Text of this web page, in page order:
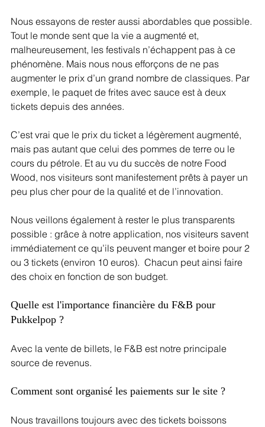
Nous essayons de rester aussi abordables que possible.
Tout le monde sent que la vie a augmenté et,
malheureusement, les festivals n’échappent pas à ce
phénomène. Mais nous nous efforçons de ne pas
augmenter le prix d’un grand nombre de classiques. Par
exemple, le paquet de frites avec sauce est à deux
tickets depuis des années.
C’est vrai que le prix du ticket a légèrement augmenté,
mais pas autant que celui des pommes de terre ou le
cours du pétrole. Et au vu du succès de notre Food
Wood, nos visiteurs sont manifestement prêts à payer un
peu plus cher pour de la qualité et de l’innovation.
Nous veillons également à rester le plus transparents
possible : grâce à notre application, nos visiteurs savent
immédiatement ce qu’ils peuvent manger et boire pour 2
ou 3 tickets (environ 10 euros).  Chacun peut ainsi faire
des choix en fonction de son budget.
Quelle est l'importance financière du F&B pour
Pukkelpop ?
Avec la vente de billets, le F&B est notre principale
source de revenus.
Comment sont organisé les paiements sur le site ?
Nous travaillons toujours avec des tickets boissons